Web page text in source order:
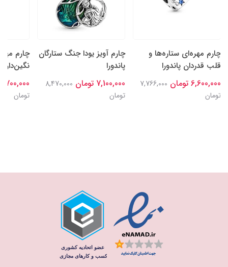
چارم مهره‌ای ستاره‌ها و
قلب قدردان پاندورا
6,600,000 تومان
7,766,000
تومان
چارم آویز یودا جنگ ستارگان
پاندورا
7,100,000 تومان
8,470,000
تومان
چارم
نگین‌دار
6,700,000
تومان